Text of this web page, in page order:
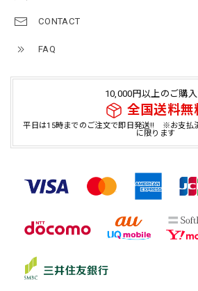
CONTACT
FAQ
10,000円以上のご購
全国送料無
平日は15時までのご注文で即日発送!! ※お支払
に限ります